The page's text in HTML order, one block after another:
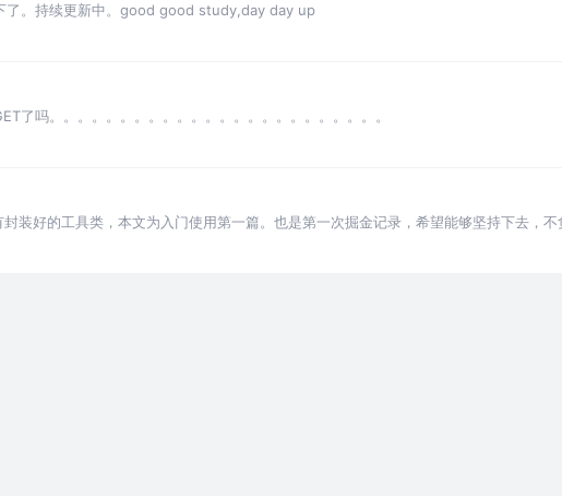
了。持续更新中。good good study,day day up
了吗。。。。。。。。。。。。。。。。。。。。。。。。
装好的工具类，本文为入门使用第一篇。也是第一次掘金记录，希望能够坚持下去，不